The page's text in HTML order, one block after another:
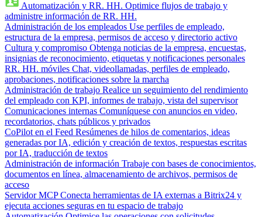
Automatización y RR. HH. Optimice flujos de trabajo y
administre información de RR. HH.
Administración de los empleados Use perfiles de empleado,
estructura de la empresa, permisos de acceso y directorio activo
Cultura y compromiso Obtenga noticias de la empresa, encuestas,
insignias de reconocimiento, etiquetas y notificaciones personales
RR. HH. móviles Chat, videollamadas, perfiles de empleado,
aprobaciones, notificaciones sobre la marcha
Administración de trabajo Realice un seguimiento del rendimiento
del empleado con KPI, informes de trabajo, vista del supervisor
Comunicaciones internas Comuníquese con anuncios en video,
recordatorios, chats públicos y privados
CoPilot en el Feed Resúmenes de hilos de comentarios, ideas
generadas por IA, edición y creación de textos, respuestas escritas
por IA, traducción de textos
Administración de información Trabaje con bases de conocimientos,
documentos en línea, almacenamiento de archivos, permisos de
acceso
Servidor MCP Conecta herramientas de IA externas a Bitrix24 y
ejecuta acciones seguras en tu espacio de trabajo